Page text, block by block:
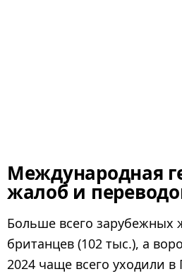
Международная
жалоб и
Больше всего
британцев (102 тыс.), а
2024 чаще всего уходили в